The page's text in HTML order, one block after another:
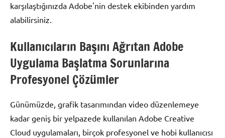
karşılaştığınızda Adobe'nin destek ekibinden yardım
alabilirsiniz.
Kullanıcıların Başını Ağrıtan Adobe
Uygulama Başlatma Sorunlarına
Profesyonel Çözümler
Günümüzde, grafik tasarımından video düzenlemeye
kadar geniş bir yelpazede kullanılan Adobe Creative
Cloud uygulamaları, birçok profesyonel ve hobi kullanıcısı